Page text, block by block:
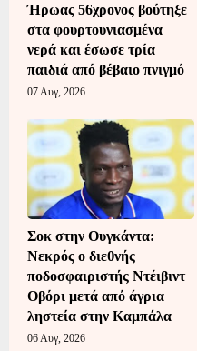
Ήρωας 56χρονος βούτηξε
στα φουρτουνιασμένα
νερά και έσωσε τρία
παιδιά από βέβαιο πνιγμό
07 Αυγ, 2026
Σοκ στην Ουγκάντα:
Νεκρός ο διεθνής
ποδοσφαιριστής Ντέιβιντ
Οβόρι μετά από άγρια
ληστεία στην Καμπάλα
06 Αυγ, 2026